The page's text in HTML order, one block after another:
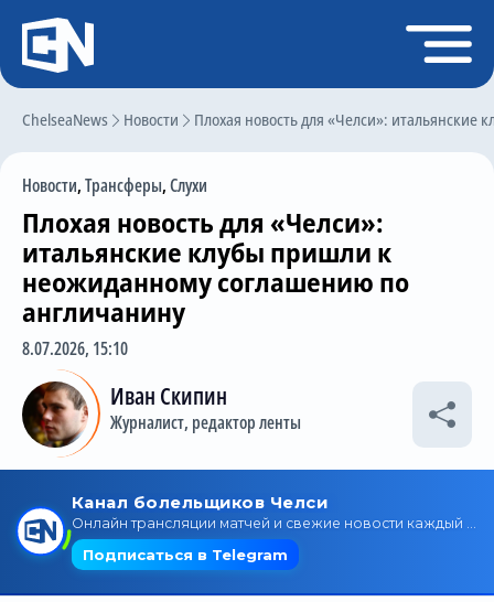
ChelseaNews Новости Плохая новость для «Челси»:
Новости,Трансферы,Слухи
Плохая новость для «Челси»:
итальянские клубы пришли к
неожиданному соглашению по
англичанину
8.07.2026, 15:10
Иван Скипин
Журналист, редактор ленты
Регистрация
Главная
Чат
Трансферы
Слухи
История Челси
Статистика
Календарь игр
Состав команды
Поиск по сайту
Трансляции